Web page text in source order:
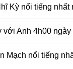
Kỳ nổi tiếng nhất
với Anh 4h00 ngày
Mạch nổi tiếng